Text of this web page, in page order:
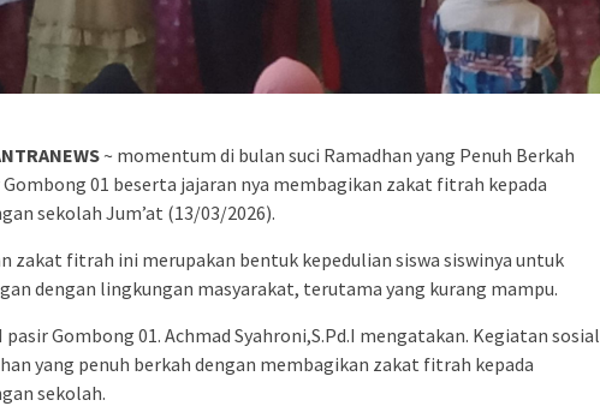
~ momentum di bulan suci Ramadhan yang Penuh Berkah
Gombong 01 beserta jajaran nya membagikan zakat fitrah kepada
sekolah Jum’at (13/03/2026).
zakat fitrah ini merupakan bentuk kepedulian siswa siswinya untuk
dengan lingkungan masyarakat, terutama yang kurang mampu.
pasir Gombong 01. Achmad Syahroni,S.Pd.I mengatakan. Kegiatan sosial
yang penuh berkah dengan membagikan zakat fitrah kepada
sekolah.